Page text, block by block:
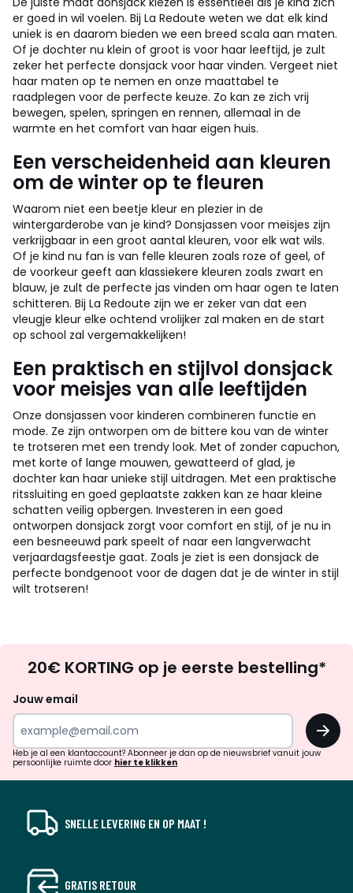
er goed in wil voelen. Bij La Redoute weten we dat elk kind
uniek is en daarom bieden we een breed scala aan maten.
Of je dochter nu klein of groot is voor haar leeftijd, je zult
zeker het perfecte donsjack voor haar vinden. Vergeet niet
haar maten op te nemen en onze maattabel te
raadplegen voor de perfecte keuze. Zo kan ze zich vrij
bewegen, spelen, springen en rennen, allemaal in de
warmte en het comfort van haar eigen huis.
Een verscheidenheid aan kleuren
om de winter op te fleuren
Waarom niet een beetje kleur en plezier in de
wintergarderobe van je kind? Donsjassen voor meisjes zijn
verkrijgbaar in een groot aantal kleuren, voor elk wat wils.
Of je kind nu fan is van felle kleuren zoals roze of geel, of
de voorkeur geeft aan klassiekere kleuren zoals zwart en
blauw, je zult de perfecte jas vinden om haar ogen te laten
schitteren. Bij La Redoute zijn we er zeker van dat een
vleugje kleur elke ochtend vrolijker zal maken en de start
op school zal vergemakkelijken!
Een praktisch en stijlvol donsjack
voor meisjes van alle leeftijden
Onze donsjassen voor kinderen combineren functie en
mode. Ze zijn ontworpen om de bittere kou van de winter
te trotseren met een trendy look. Met of zonder capuchon,
met korte of lange mouwen, gewatteerd of glad, je
dochter kan haar unieke stijl uitdragen. Met een praktische
ritssluiting en goed geplaatste zakken kan ze haar kleine
schatten veilig opbergen. Investeren in een goed
ontworpen donsjack zorgt voor comfort en stijl, of je nu in
een besneeuwd park speelt of naar een langverwacht
verjaardagsfeestje gaat. Zoals je ziet is een donsjack de
perfecte bondgenoot voor de dagen dat je de winter in stijl
wilt trotseren!
zoek
inspiratie
verrassingen?
20€ KORTING op je eerste bestelling*
Jouw email
OK
Heb je al een klantaccount? Abonneer je dan op de nieuwsbrief vanuit jouw
persoonlijke ruimte door hier te klikken
SNELLE LEVERING EN OP MAAT !
GRATIS RETOUR